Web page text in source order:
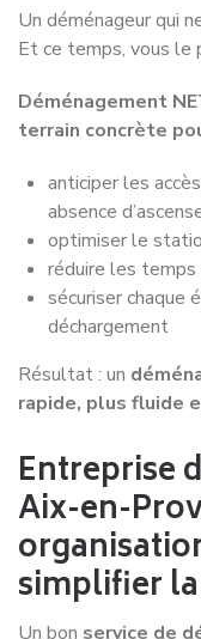
Un déménageur qui
Et ce temps, vous le
Déménagement
terrain concrète
anticiper les
absence
optimiser le
réduire les
sécuriser chaque
déchargement
Résultat : un
rapide, plus fluide
Entreprise
Aix-en-
simplifier
Un bon service de